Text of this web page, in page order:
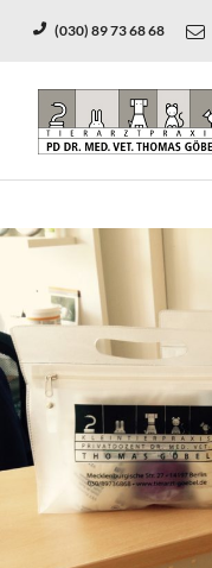
(030) 89 73 68 68